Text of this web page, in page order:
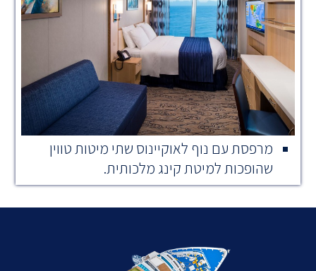
מרפסת עם נוף לאוקיינוס ​​שתי מיטות טווין
שהופכות למיטת קינג מלכותית.